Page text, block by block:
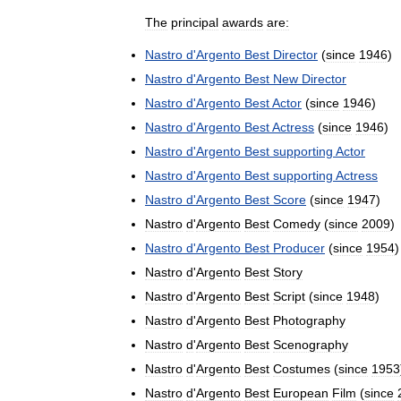
The principal awards are:
Nastro d'Argento Best Director (since 1946)
Nastro d'Argento Best New Director
Nastro d'Argento BestActor (since 1946)
Nastro d'Argento BestActress (since 1946)
Nastro d'Argento Best supporting Actor
Nastro d'Argento Best supporting Actress
Nastro d'Argento Best Score (since 1947)
Nastro d'Argento Best Comedy (since 2009)
Nastro d'Argento Best Producer (since 1954)
Nastro d'Argento Best Story
Nastro d'Argento Best Script (since 1948)
Nastro d'Argento Best Photography
Nastro d'Argento Best Scenography
Nastro d'Argento Best Costumes (since 1953
Nastro d'Argento Best European Film (since